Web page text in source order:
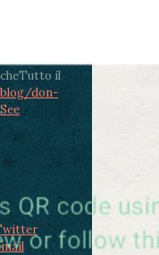
alcuni
ore
al
le
Tutto il
don-
See